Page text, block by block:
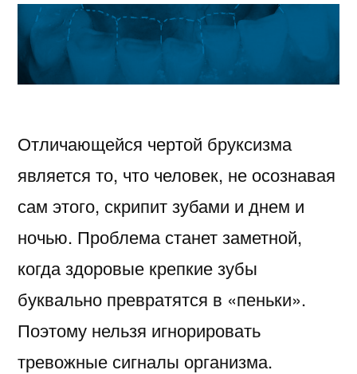
Отличающейся чертой бруксизма
является то, что человек, не осознавая
сам этого, скрипит зубами и днем и
ночью. Проблема станет заметной,
когда здоровые крепкие зубы
буквально превратятся в «пеньки».
Поэтому нельзя игнорировать
тревожные сигналы организма.